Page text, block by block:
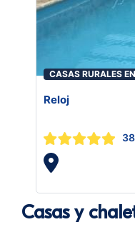
CASAS RURALES
Reloj
38
Casas y